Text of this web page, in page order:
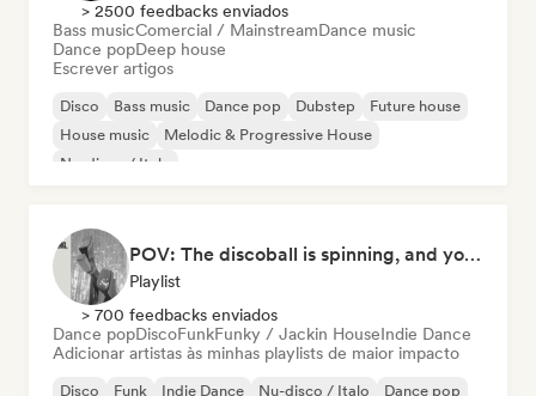
> 2500 feedbacks enviados
Bass musicComercial / MainstreamDance music
Dance popDeep house
Escrever artigos
Disco Bass music Dance pop Dubstep
Future house
House music
Melodic & Progressive House
Nu-disco / Italo
POV: The discoball is spinning, and you’re the star
Playlist
> 700 feedbacks enviados
Dance popDiscoFunkFunky / Jackin HouseIndie Dance
Adicionar artistas às minhas playlists de maior impacto
Disco Funk Indie Dance Nu-disco / Italo
Dance pop